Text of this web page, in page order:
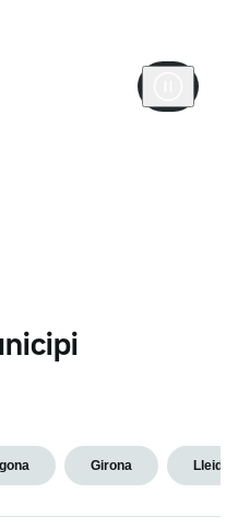
Girona Lleida